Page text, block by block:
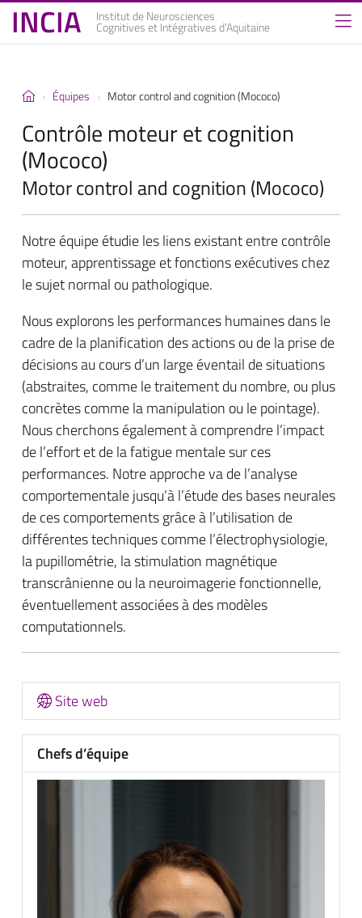
INCIA Institut de Neurosciences
Cognitives et Intégratives d’Aquitaine
Équipes Motor control and cognition (Mococo)
Contrôle moteur et cognition
(Mococo)
Motor control and cognition (Mococo)
Notre équipe étudie les liens existant entre contrôle
moteur, apprentissage et fonctions exécutives chez
le sujet normal ou pathologique.
Nous explorons les performances humaines dans le
cadre de la planification des actions ou de la prise de
décisions au cours d’un large éventail de situations
(abstraites, comme le traitement du nombre, ou plus
concrètes comme la manipulation ou le pointage).
Nous cherchons également à comprendre l’impact
de l’effort et de la fatigue mentale sur ces
performances. Notre approche va de l’analyse
comportementale jusqu’à l’étude des bases neurales
de ces comportements grâce à l’utilisation de
différentes techniques comme l’électrophysiologie,
la pupillométrie, la stimulation magnétique
transcrânienne ou la neuroimagerie fonctionnelle,
éventuellement associées à des modèles
computationnels.
Site web
Chefs d’équipe